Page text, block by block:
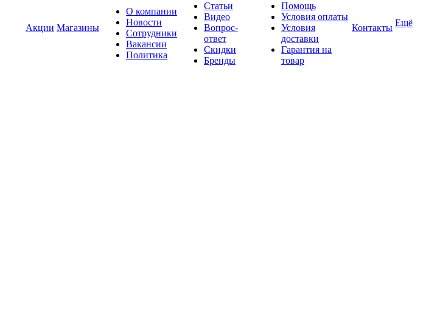
Акции Магазины
О компании
Новости
Сотрудники
Вакансии
Политика
Статьи
Видео
Вопрос-
ответ
Скидки
Бренды
Помощь
Условия оплаты
Условия
доставки
Гарантия на
товар
Контакты Ещё